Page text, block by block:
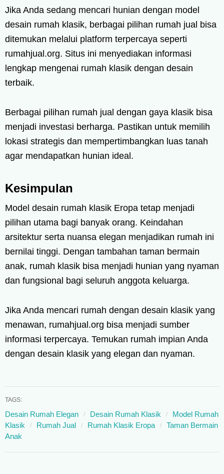
Jika Anda sedang mencari hunian dengan model
desain rumah klasik, berbagai pilihan rumah jual bisa
ditemukan melalui platform terpercaya seperti
rumahjual.org. Situs ini menyediakan informasi
lengkap mengenai rumah klasik dengan desain
terbaik.
Berbagai pilihan rumah jual dengan gaya klasik bisa
menjadi investasi berharga. Pastikan untuk memilih
lokasi strategis dan mempertimbangkan luas tanah
agar mendapatkan hunian ideal.
Kesimpulan
Model desain rumah klasik Eropa tetap menjadi
pilihan utama bagi banyak orang. Keindahan
arsitektur serta nuansa elegan menjadikan rumah ini
bernilai tinggi. Dengan tambahan taman bermain
anak, rumah klasik bisa menjadi hunian yang nyaman
dan fungsional bagi seluruh anggota keluarga.
Jika Anda mencari rumah dengan desain klasik yang
menawan, rumahjual.org bisa menjadi sumber
informasi terpercaya. Temukan rumah impian Anda
dengan desain klasik yang elegan dan nyaman.
TAGS:
Desain Rumah Elegan Desain Rumah Klasik
Model Rumah
Klasik
Rumah Jual Rumah Klasik Eropa
Taman Bermain
Anak